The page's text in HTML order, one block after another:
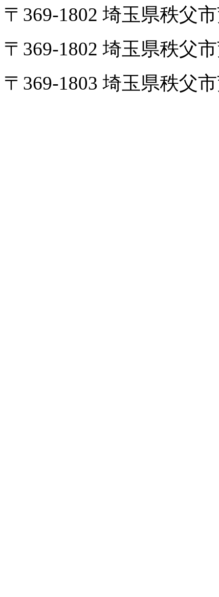
〒369-1802 埼玉県秩父
〒369-1802 埼玉県秩父
〒369-1803 埼玉県秩父